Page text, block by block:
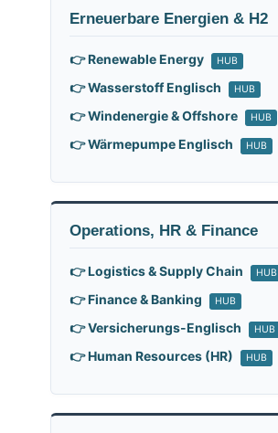
Erneuerbare Energien & H2
👉 Renewable Energy HUB
👉 Wasserstoff Englisch HUB
👉 Windenergie & Offshore HUB
👉 Wärmepumpe Englisch HUB
Operations, HR & Finance
👉 Logistics & Supply Chain HUB
👉 Finance & Banking HUB
👉 Versicherungs-Englisch HUB
👉 Human Resources (HR) HUB